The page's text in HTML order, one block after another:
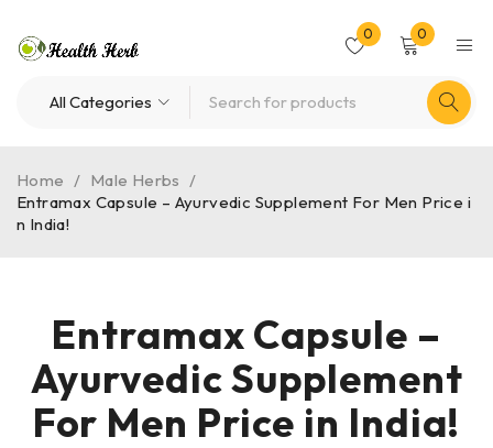
0 0
Home / Male Herbs /
Entramax Capsule – Ayurvedic Supplement For Men Price i
n India!
Entramax Capsule –
Ayurvedic Supplement
For Men Price in India!